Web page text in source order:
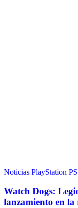
Noticias PlayStation
Watch Dogs:
lanzamiento en la